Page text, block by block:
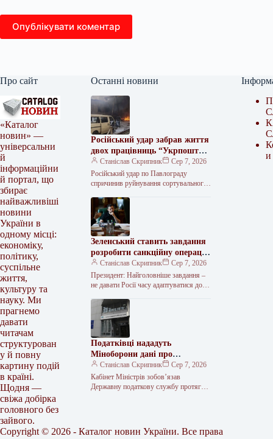
Опублікувати коментар
Про сайт
«Каталог
новин» —
універсальни
й
інформаційни
й портал, що
збирає
найважливіші
новини
України в
одному місці:
економіку,
політику,
суспільне
життя,
культуру та
науку. Ми
прагнемо
давати
читачам
структурован
у й повну
картину подій
в країні.
Щодня —
свіжа добірка
головного без
зайвого.
Останні новини
Російський удар забрав життя
двох працівниць “Укрпошти”
та зруйнував сортувальне
депо у Павлограді
Станіслав Скрипник
Сер 7, 2026
Російський удар по Павлограду
спричинив руйнування сортувального
пересувних відділень. Внаслідок атаки
загинули двоє працівниць
Зеленський ставить завдання
розробити санкційну операцію
проти Росії
Станіслав Скрипник
Сер 7, 2026
Президент: Найголовніше завдання –
не давати Росії часу адаптуватися до
Зеленський повідомив, що провів
координаційну нараду щодо…
Податківці нададуть
Міноборони дані про
військовозобов’язаних
чоловіків
Станіслав Скрипник
Сер 7, 2026
Кабінет Міністрів зобов’язав
Державну податкову службу протягом
и
Copyright © 2026 - Каталог новин України. Все права